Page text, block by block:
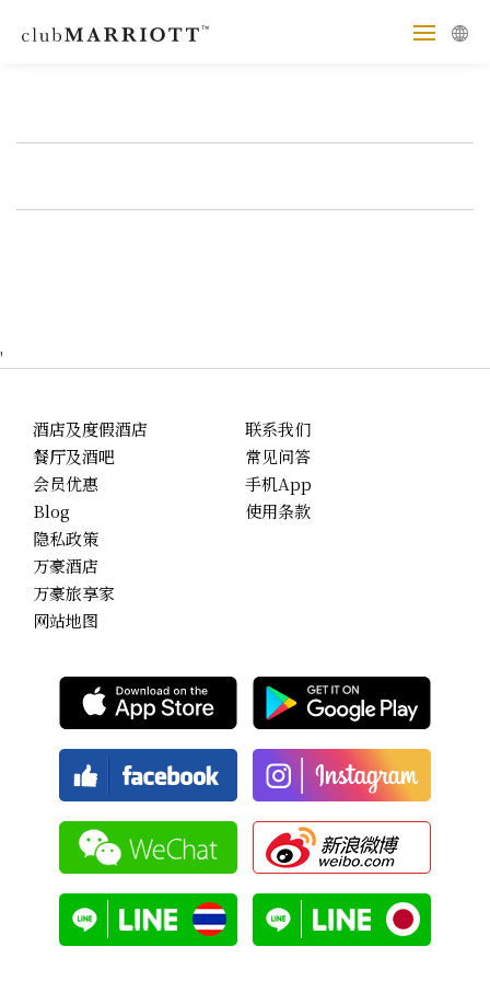
'
酒店及度假酒店
餐厅及酒吧
会员优惠
Blog
联系我们
常见问答
手机App
使用条款
隐私政策
万豪酒店
万豪旅享家
网站地图